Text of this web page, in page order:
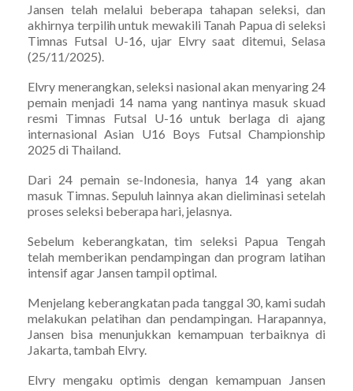
Jansen telah melalui beberapa tahapan seleksi, dan
akhirnya terpilih untuk mewakili Tanah Papua di seleksi
Timnas Futsal U-16, ujar Elvry saat ditemui, Selasa
(25/11/2025).
Elvry menerangkan, seleksi nasional akan menyaring 24
pemain menjadi 14 nama yang nantinya masuk skuad
resmi Timnas Futsal U-16 untuk berlaga di ajang
internasional Asian U16 Boys Futsal Championship
2025 di Thailand.
Dari 24 pemain se-Indonesia, hanya 14 yang akan
masuk Timnas. Sepuluh lainnya akan dieliminasi setelah
proses seleksi beberapa hari, jelasnya.
Sebelum keberangkatan, tim seleksi Papua Tengah
telah memberikan pendampingan dan program latihan
intensif agar Jansen tampil optimal.
Menjelang keberangkatan pada tanggal 30, kami sudah
melakukan pelatihan dan pendampingan. Harapannya,
Jansen bisa menunjukkan kemampuan terbaiknya di
Jakarta, tambah Elvry.
Elvry mengaku optimis dengan kemampuan Jansen